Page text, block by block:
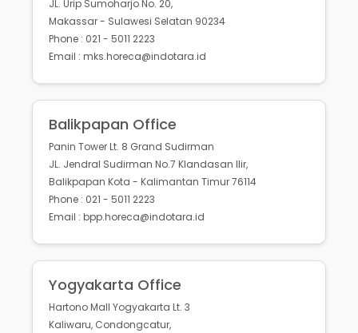
JL. Urip Sumoharjo No. 20,
Makassar - Sulawesi Selatan 90234
Phone : 021 - 5011 2223
Email : mks.horeca@indotara.id
Balikpapan Office
Panin Tower Lt. 8 Grand Sudirman
JL. Jendral Sudirman No.7 Klandasan Ilir,
Balikpapan Kota - Kalimantan Timur 76114
Phone : 021 - 5011 2223
Email : bpp.horeca@indotara.id
Yogyakarta Office
Hartono Mall Yogyakarta Lt. 3
Kaliwaru, Condongcatur,